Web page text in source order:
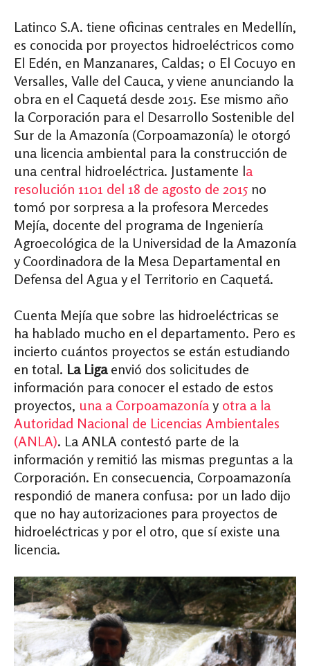
Latinco S.A. tiene oficinas centrales en Medellín,
es conocida por proyectos hidroeléctricos como
El Edén, en Manzanares, Caldas; o El Cocuyo en
Versalles, Valle del Cauca, y viene anunciando la
obra en el Caquetá desde 2015. Ese mismo año
la Corporación para el Desarrollo Sostenible del
Sur de la Amazonía (Corpoamazonía) le otorgó
una licencia ambiental para la construcción de
una central hidroeléctrica. Justamente la
resolución 1101 del 18 de agosto de 2015 no
tomó por sorpresa a la profesora Mercedes
Mejía, docente del programa de Ingeniería
Agroecológica de la Universidad de la Amazonía
y Coordinadora de la Mesa Departamental en
Defensa del Agua y el Territorio en Caquetá.
Cuenta Mejía que sobre las hidroeléctricas se
ha hablado mucho en el departamento. Pero es
incierto cuántos proyectos se están estudiando
en total. La Liga envió dos solicitudes de
información para conocer el estado de estos
proyectos, una a Corpoamazonía y otra a la
Autoridad Nacional de Licencias Ambientales
(ANLA). La ANLA contestó parte de la
información y remitió las mismas preguntas a la
Corporación. En consecuencia, Corpoamazonía
respondió de manera confusa: por un lado dijo
que no hay autorizaciones para proyectos de
hidroeléctricas y por el otro, que sí existe una
licencia.